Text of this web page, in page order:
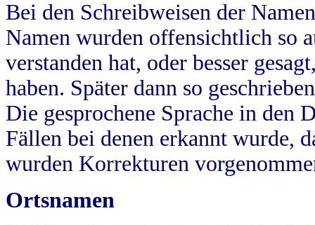
Bei den Schreibweisen der
Namen wurden offensichtlich so
verstanden hat, oder besser
haben. Später dann so
Die gesprochene Sprache in
Fällen bei denen erkannt wurde,
wurden Korrekturen
Ortsnamen